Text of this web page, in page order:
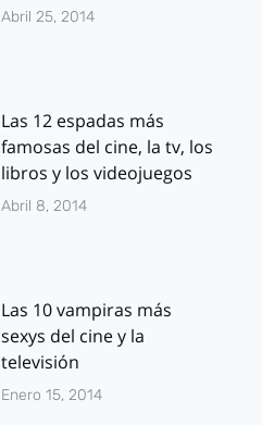
Abril 25, 2014
Las 12 espadas más
famosas del cine, la tv, los
libros y los videojuegos
Abril 8, 2014
Las 10 vampiras más
sexys del cine y la
televisión
Enero 15, 2014